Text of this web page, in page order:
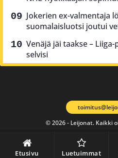
Etusivu Luetuimmat
Jokerien ex-valmentaja
suomalaisluotsi joutui
Venäjä jäi taakse –
selvisi
© 2026 - Leijonat. Kaikki